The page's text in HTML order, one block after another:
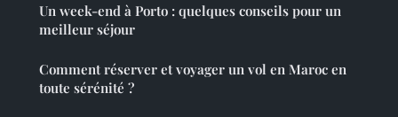
Un week-end à Porto : quelques conseils pour un
meilleur séjour
Comment réserver et voyager un vol en Maroc en
toute sérénité ?